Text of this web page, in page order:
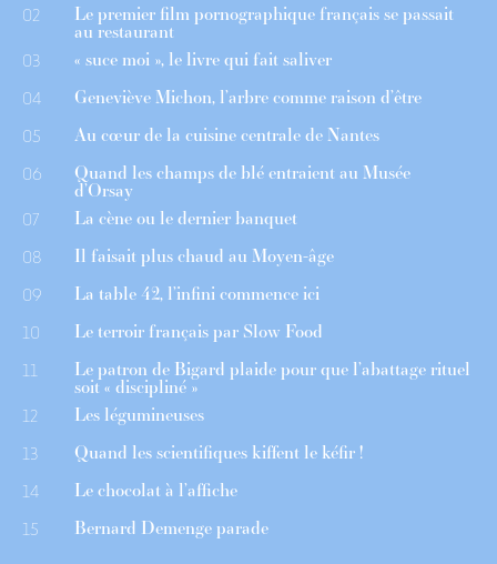
02 Le premier film pornographique français se passait
au restaurant
03 « suce moi », le livre qui fait saliver
04 Geneviève Michon, l’arbre comme raison d’être
05 Au cœur de la cuisine centrale de Nantes
06 Quand les champs de blé entraient au Musée
d’Orsay
07 La cène ou le dernier banquet
08 Il faisait plus chaud au Moyen-âge
09 La table 42, l’infini commence ici
10 Le terroir français par Slow Food
11 Le patron de Bigard plaide pour que l’abattage rituel
soit « discipliné »
12 Les légumineuses
13 Quand les scientifiques kiffent le kéfir !
14 Le chocolat à l’affiche
15 Bernard Demenge parade